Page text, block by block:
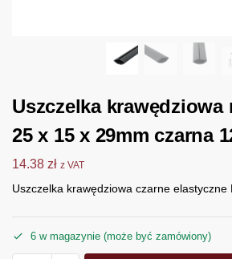
Uszczelka krawędziowa
25 x 15 x 29mm czarna
14.38 zł z VAT
Uszczelka krawędziowa czarne elastyczne
6 w magazynie (może być zamówiony)